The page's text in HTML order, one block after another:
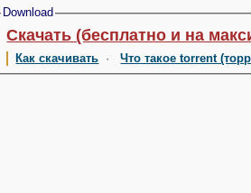
Download
Скачать (бесплатно и на
Как скачивать ·Что такое torrent